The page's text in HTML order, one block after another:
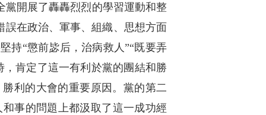
黨開展了轟轟烈烈的學習運動和整
誤在政治、軍事、組織、思想方面
持“懲前毖后，治病救人”“既要弄
肯定了這一有利於黨的團結和勝
利的大會的重要原因。黨的第二
事的問題上都汲取了這一成功經